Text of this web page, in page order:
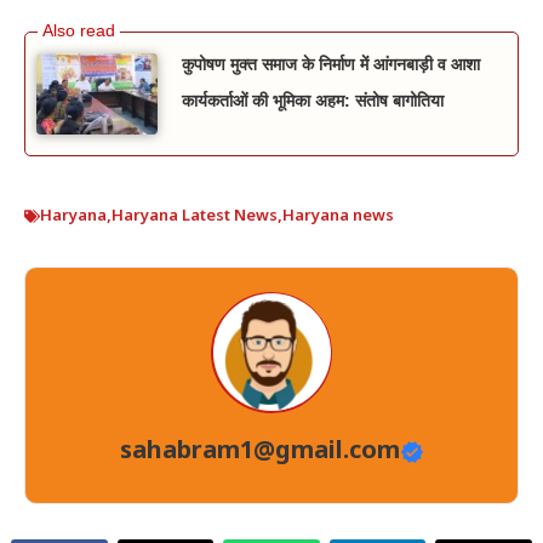
कुपोषण मुक्त समाज के निर्माण में आंगनबाड़ी व आशा
कार्यकर्ताओं की भूमिका अहम: संतोष बागोतिया
Haryana,Haryana Latest News,Haryana news
sahabram1@gmail.com